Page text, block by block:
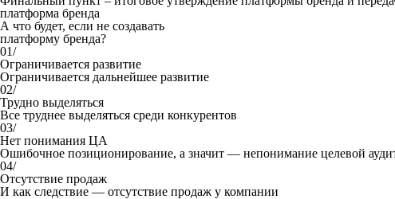
платформа бренда
А что будет, если не создавать
платформу бренда?
01/
Ограничивается развитие
Ограничивается дальнейшее развитие
02/
Трудно выделяться
Все труднее выделяться среди конкурентов
03/
Нет понимания ЦА
Ошибочное позиционирование, а значит — непонимание целевой
04/
Отсутствие продаж
И как следствие — отсутствие продаж у компании